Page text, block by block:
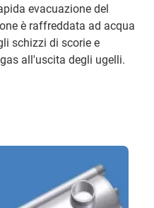
evacuazione del
è raffreddata ad acqua
schizzi di scorie e
all'uscita degli ugelli.